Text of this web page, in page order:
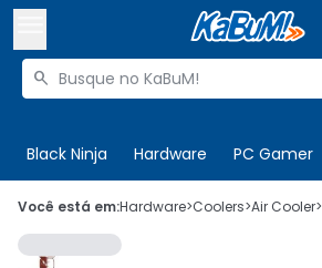
Buscar produtos

Black Ninja Hardware PC Gamer
 Olá. Acesse sua conta
 Departamentos
Você está em:Hardware>Coolers>Air Cooler>